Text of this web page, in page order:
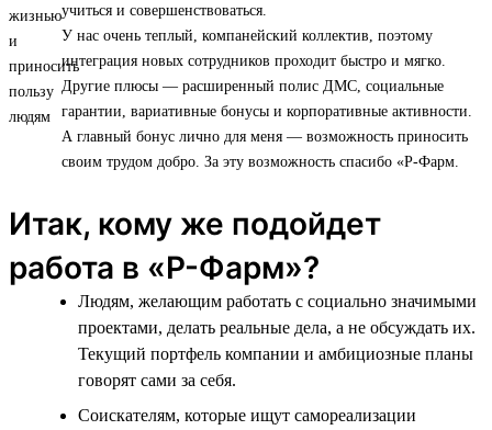
учиться и совершенствоваться.
У нас очень теплый, компанейский коллектив, поэтому
интеграция новых сотрудников проходит быстро и мягко.
Другие плюсы — расширенный полис ДМС, социальные
гарантии, вариативные бонусы и корпоративные активности.
А главный бонус лично для меня — возможность приносить
своим трудом добро. За эту возможность спасибо «Р-Фарм.
Итак, кому же подойдет
работа в «Р-Фарм»?
Людям, желающим работать с социально значимыми
проектами, делать реальные дела, а не обсуждать их.
Текущий портфель компании и амбициозные планы
говорят сами за себя.
Соискателям, которые ищут самореализации